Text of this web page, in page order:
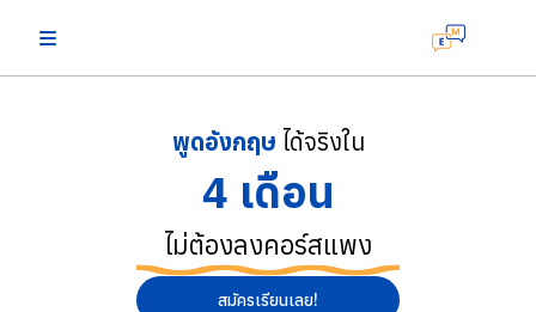
พูดอังกฤษ ได้จริงใน
4 เดือน
ไม่ต้องลงคอร์สแพง
สมัครเรียนเลย!